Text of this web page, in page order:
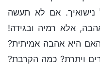
נישואיך. אם לא תעשה
אלא רמיה ובגידה!
היא אהבה אמיתית?
ויתרת? כמה הקרבת?